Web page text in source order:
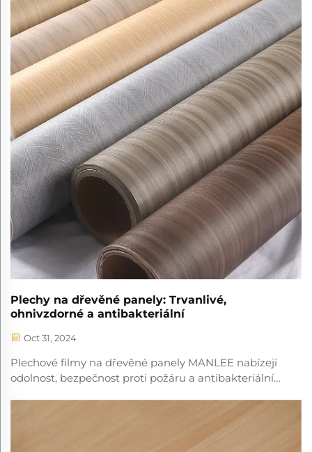
Plechy na dřevěné panely: Trvanlivé,
ohnivzdorné a antibakteriální
Oct 31, 2024
Plechové filmy na dřevěné panely MANLEE nabízejí
odolnost, bezpečnost proti požáru a antibakteriální